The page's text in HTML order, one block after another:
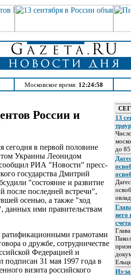
Московское время: 12:24:58
России и
сегодня в первой половине
Украины Леонидом
РИА "Новости" пресс-
государства Дмитрий
"состояние и развитие
после последней встречи",
осенью, а также "ход
данных ими правительствам
ратификационными грамотами
о дружбе, сотрудничестве
Федерацией и
31 мая 1997 года в
визита российского
13
до 85
него
Из-